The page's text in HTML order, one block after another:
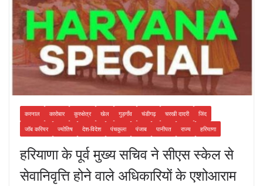
करनाल कारोबार कुरुक्षेत्र खेल गुड़गाँव चंडीगढ़ चरखी दादरी
जिंद
जॉब करियर
ज्योतिष देश-विदेश पंचकुला पंजाब पानीपत राज्य हरियाणा
हरियाणा के पूर्व मुख्य सचिव ने सीएस स्केल से
सेवानिवृत्ति होने वाले अधिकारियों के एशोआराम